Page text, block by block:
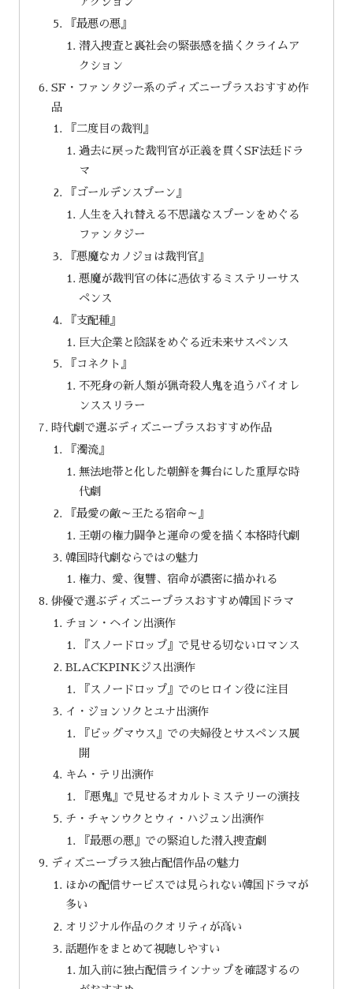
『最悪の悪』
潜入捜査と裏社会の緊張感を描くクライムア
クション
SF・ファンタジー系のディズニープラスおすすめ作
品
『二度目の裁判』
過去に戻った裁判官が正義を貫くSF法廷ドラ
マ
『ゴールデンスプーン』
人生を入れ替える不思議なスプーンをめぐる
ファンタジー
『悪魔なカノジョは裁判官』
悪魔が裁判官の体に憑依するミステリーサス
ペンス
『支配種』
巨大企業と陰謀をめぐる近未来サスペンス
『コネクト』
不死身の新人類が猟奇殺人鬼を追うバイオレ
ンススリラー
時代劇で選ぶディズニープラスおすすめ作品
『濁流』
無法地帯と化した朝鮮を舞台にした重厚な時
代劇
『最愛の敵～王たる宿命～』
王朝の権力闘争と運命の愛を描く本格時代劇
韓国時代劇ならではの魅力
権力、愛、復讐、宿命が濃密に描かれる
俳優で選ぶディズニープラスおすすめ韓国ドラマ
チョン・ヘイン出演作
『スノードロップ』で見せる切ないロマンス
BLACKPINKジス出演作
『スノードロップ』でのヒロイン役に注目
イ・ジョンソクとユナ出演作
『ビッグマウス』での夫婦役とサスペンス展
開
キム・テリ出演作
『悪鬼』で見せるオカルトミステリーの演技
チ・チャンウクとウィ・ハジュン出演作
『最悪の悪』での緊迫した潜入捜査劇
ディズニープラス独占配信作品の魅力
ほかの配信サービスでは見られない韓国ドラマが
多い
オリジナル作品のクオリティが高い
話題作をまとめて視聴しやすい
加入前に独占配信ラインナップを確認するの